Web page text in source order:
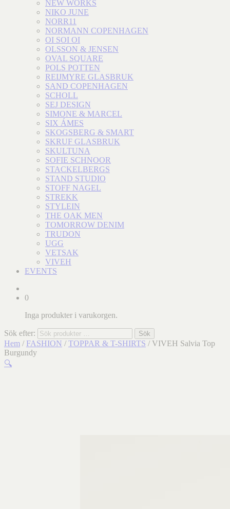
NEW WORKS
NIKO JUNE
NORR11
NORMANN COPENHAGEN
OI SOI OI
OLSSON & JENSEN
OVAL SQUARE
POLS POTTEN
REIJMYRE GLASBRUK
SAND COPENHAGEN
SCHOLL
SEJ DESIGN
SIMONE & MARCEL
SIX ÁMES
SKOGSBERG & SMART
SKRUF GLASBRUK
SKULTUNA
SOFIE SCHNOOR
STACKELBERGS
STAND STUDIO
STOFF NAGEL
STREKK
STYLEIN
THE OAK MEN
TOMORROW DENIM
TRUDON
UGG
VETSAK
VIVEH
EVENTS
0
Inga produkter i varukorgen.
Sök efter: Sök
Hem / FASHION / TOPPAR & T-SHIRTS / VIVEH Salvia Top
Burgundy
🔍